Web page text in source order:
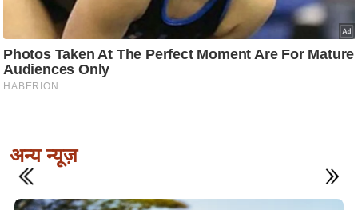
अन्य न्यूज़